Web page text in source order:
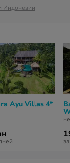
Индонезии
Ayu Villas 4*